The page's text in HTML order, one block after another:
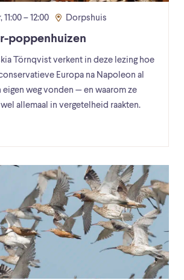
– 12:00 Dorpshuis
poppenhuizen
Törnqvist verkent in deze lezing hoe
Europa na Napoleon al
eigen weg vonden — en waarom ze
allemaal in vergetelheid raakten.